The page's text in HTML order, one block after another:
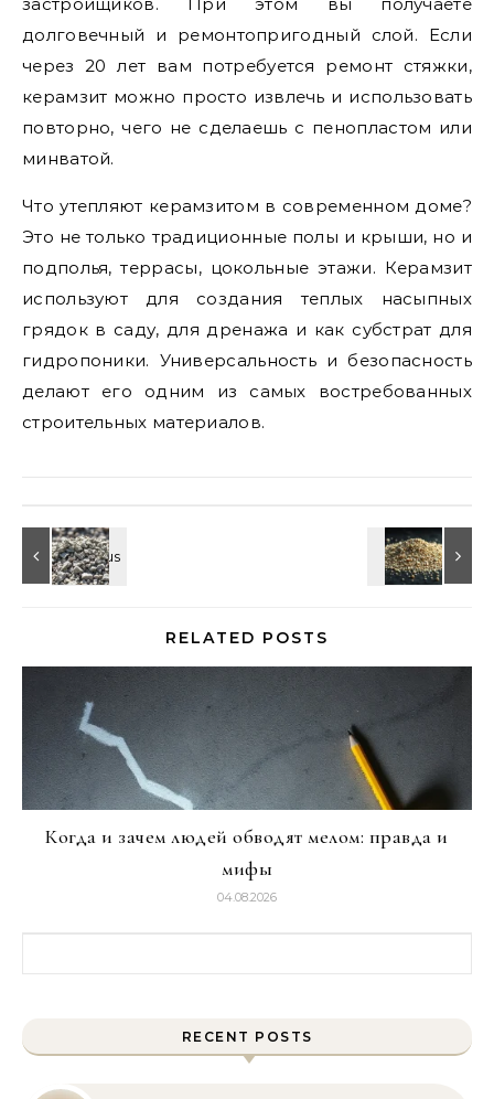
долговечный и ремонтопригодный слой. Если
через 20 лет вам потребуется ремонт стяжки,
керамзит можно просто извлечь и использовать
повторно, чего не сделаешь с пенопластом или
минватой.
Что утепляют керамзитом в современном доме?
Это не только традиционные полы и крыши, но и
подполья, террасы, цокольные этажи. Керамзит
используют для создания теплых насыпных
грядок в саду, для дренажа и как субстрат для
гидропоники. Универсальность и безопасность
делают его одним из самых востребованных
строительных материалов.
RELATED POSTS
Когда и зачем людей обводят мелом: правда и
мифы
04.08.2026
RECENT POSTS